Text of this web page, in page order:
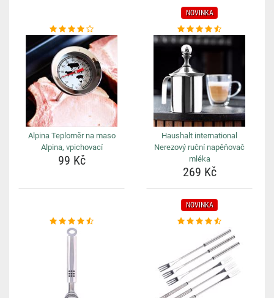
Alpina Teploměr na maso
Alpina, vpichovací
99 Kč
NOVINKA
Haushalt international
Nerezový ruční napěňovač
mléka
269 Kč
NOVINKA